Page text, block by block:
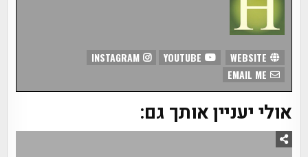
INSTAGRAM
אולי יעניין אותך גם: